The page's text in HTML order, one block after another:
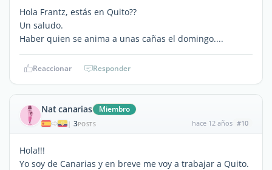
Hola Frantz, estás en Quito??
Un saludo.
Haber quien se anima a unas cañas el domingo....
Reaccionar Responder
Nat canarias Miembro
| 3POSTS hace 12 años #10
Hola!!!
Yo soy de Canarias y en breve me voy a trabajar a Quito.